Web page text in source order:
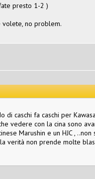
presto 1-2 )
no problem.
di caschi fa caschi per
vedere con la cina sono
Marushin e un HJC ,
verità non prende molte